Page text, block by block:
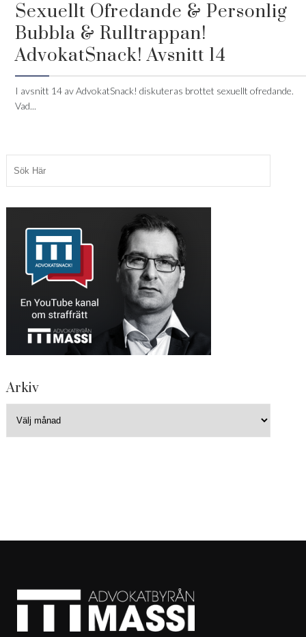
Sexuellt Ofredande & Personlig
Bubbla & Rulltrappan!
AdvokatSnack! Avsnitt 14
I avsnitt 14 av AdvokatSnack! diskuteras brottet sexuellt ofredande.
Vad...
Arkiv